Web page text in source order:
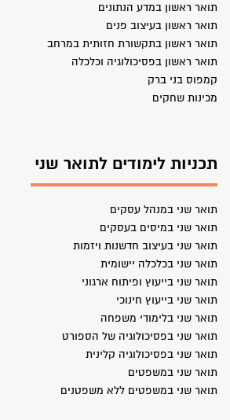
תואר ראשון במדע הנתונים
תואר ראשון בעיצוב פנים
תואר ראשון בתקשורת חזותית במרחב
תואר ראשון בפסיכולוגיה וכלכלה
קמפוס בני ברק
מכינות שחקים
תכניות לימודים לתואר שני
תואר שני במנהל עסקים
תואר שני במיסים בעסקים
תואר שני בעיצוב חדשנות ויזמות
תואר שני בכלכלה יישומית
תואר שני בייעוץ ופיתוח ארגוני
תואר שני בייעוץ חינוכי
תואר שני בלימודי משפחה
תואר שני בפסיכולוגיה של הספורט
תואר שני בפסיכולוגיה קלינית
תואר שני במשפטים
תואר שני במשפטים ללא משפטנים